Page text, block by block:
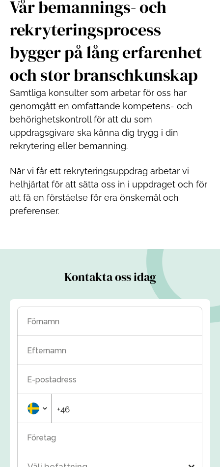
Vår bemannings- och
rekryteringsprocess
bygger på lång erfarenhet
och stor branschkunskap
Samtliga konsulter som arbetar för oss har
genomgått en omfattande kompetens- och
behörighetskontroll för att du som
uppdragsgivare ska känna dig trygg i din
rekrytering eller bemanning.
När vi får ett rekryteringsuppdrag arbetar vi
helhjärtat för att sätta oss in i uppdraget och för
att få en förståelse för era önskemål och
preferenser.
Kontakta oss idag
Förnamn
Efternamn
E-postadress
+46
Företag